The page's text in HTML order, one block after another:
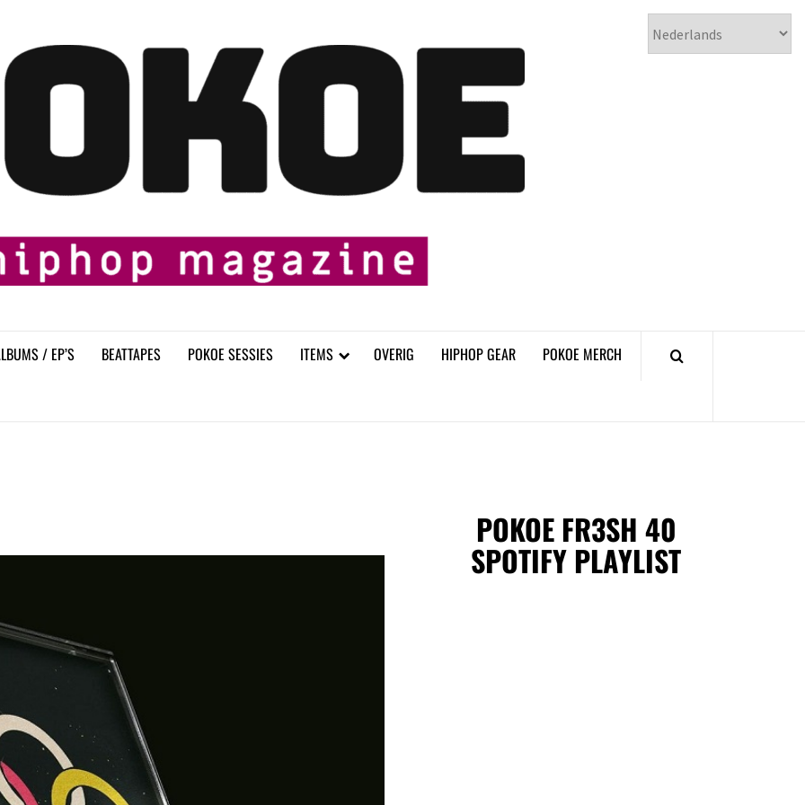
𝗣𝗢𝗞𝗢𝗘
/ EP’S BEATTAPES POKOE SESSIES ITEMS OVERIG HIPHOP GEAR POKOE MERCH
POKOE FR3SH 40
SPOTIFY PLAYLIST